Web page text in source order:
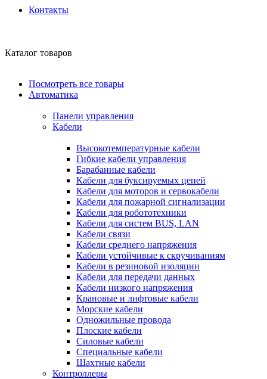
Контакты
Каталог товаров
Посмотреть все товары
Автоматика
Панели управления
Кабели
Высокотемпературные кабели
Гибкие кабели управления
Барабанные кабели
Кабели для буксируемых цепей
Кабели для моторов и сервокабели
Кабели для пожарной сигнализации
Кабели для робототехники
Кабели для систем BUS, LAN
Кабели связи
Кабели среднего напряжения
Кабели устойчивые к скручиваниям
Кабели в резиновой изоляции
Кабели для передачи данных
Кабели низкого напряжения
Крановые и лифтовые кабели
Морские кабели
Одножильные провода
Плоские кабели
Силовые кабели
Специальные кабели
Шахтные кабели
Контроллеры